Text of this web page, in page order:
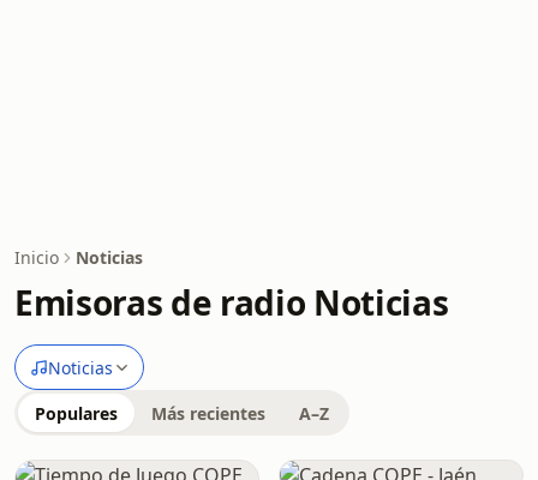
Inicio Noticias
Emisoras de radio Noticias
Noticias
Populares Más recientes A–Z